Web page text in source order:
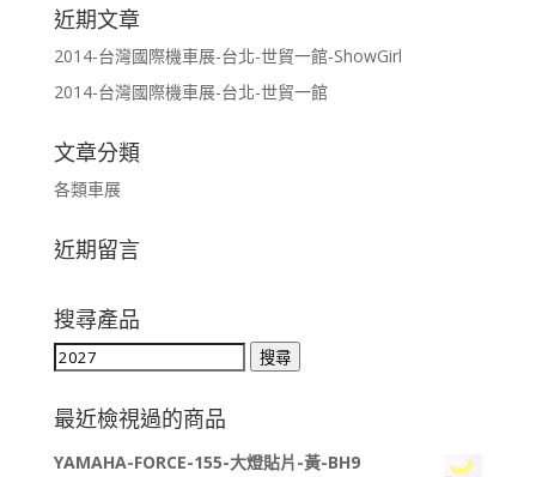
近期文章
2014-台灣國際機車展-台北-世貿一館-ShowGirl
2014-台灣國際機車展-台北-世貿一館
文章分類
各類車展
近期留言
搜尋產品
搜
關
鍵
字:
搜尋
最近檢視過的商品
YAMAHA-FORCE-155-大燈貼片-黃-BH9